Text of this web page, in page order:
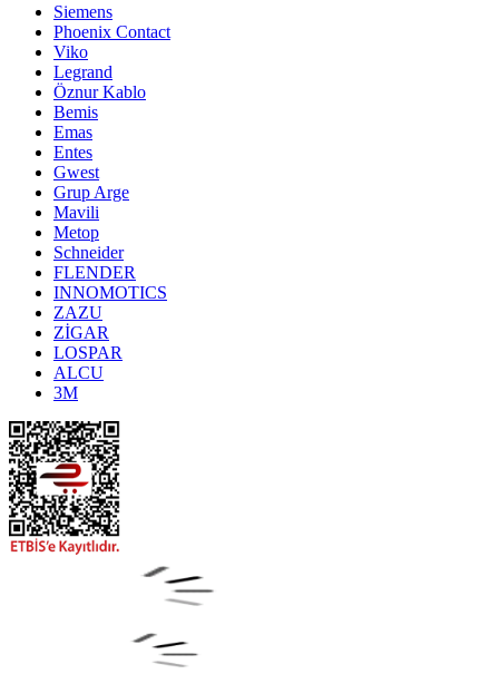
Siemens
Phoenix Contact
Viko
Legrand
Öznur Kablo
Bemis
Emas
Entes
Gwest
Grup Arge
Mavili
Metop
Schneider
FLENDER
INNOMOTICS
ZAZU
ZİGAR
LOSPAR
ALCU
3M